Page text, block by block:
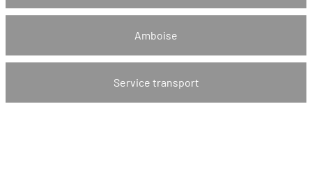
Amboise
Service transport